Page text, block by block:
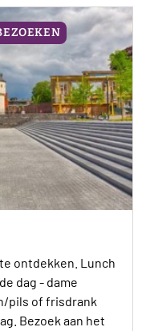
ontdekken. Lunch
dag - dame
pils of frisdrank
Bezoek aan het